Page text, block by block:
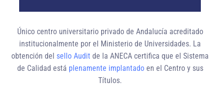
Único centro universitario privado de Andalucía acreditado
institucionalmente por el Ministerio de Universidades. La
obtención del sello Audit de la ANECA certifica que el Sistema
de Calidad está plenamente implantadoen el Centro y sus
Títulos.